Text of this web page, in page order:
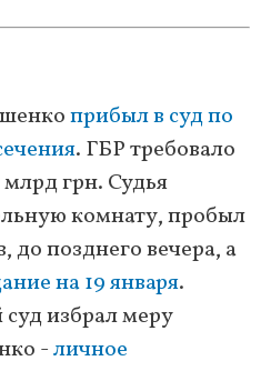
прибыл в суд по
. ГБР требовало
млрд грн. Судья
комнату, пробыл
до позднего вечера, а
на 19 января.
избрал меру
-личное